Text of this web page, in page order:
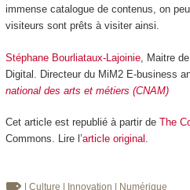
immense catalogue de contenus, on
visiteurs sont prêts à visiter ainsi.
Stéphane Bourliataux-Lajoinie, Maitre
Digital. Directeur du MiM2 E-business
national des arts et métiers (CNAM)
Cet article est republié à partir de The
Commons. Lire l’article original .
| Culture | Innovation | Numérique